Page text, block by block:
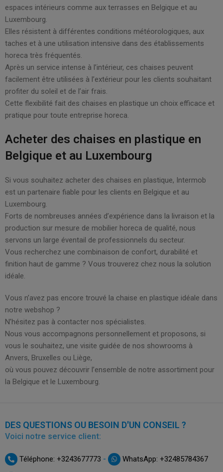
espaces intérieurs comme aux terrasses en Belgique et au
Luxembourg.
Elles résistent à différentes conditions météorologiques, aux
taches et à une utilisation intensive dans des établissements
horeca très fréquentés.
Après un service intense à l’intérieur, ces chaises peuvent
facilement être utilisées à l’extérieur pour les clients souhaitant
profiter du soleil et de l’air frais.
Cette flexibilité fait des chaises en plastique un choix efficace et
pratique pour toute entreprise horeca.
Acheter des chaises en plastique en
Belgique et au Luxembourg
Si vous souhaitez acheter des chaises en plastique, Intermob
est un partenaire fiable pour les clients en Belgique et au
Luxembourg.
Forts de nombreuses années d’expérience dans la livraison et la
production sur mesure de mobilier horeca de qualité, nous
servons un large éventail de professionnels du secteur.
Vous recherchez une combinaison de confort, durabilité et
finition haut de gamme ? Vous trouverez chez nous la solution
idéale.
Vous n’avez pas encore trouvé la chaise en plastique idéale dans
notre webshop ?
N’hésitez pas à contacter nos spécialistes.
Nous vous accompagnons personnellement et proposons, si
vous le souhaitez, une visite guidée de nos showrooms à
Anvers, Bruxelles ou Liège,
où vous pouvez découvrir l’ensemble de notre assortiment pour
la Belgique et le Luxembourg.
DES QUESTIONS OU BESOIN D'UN CONSEIL ?
Voici notre service client:
Téléphone: +3243677773 - WhatsApp: +32485784367